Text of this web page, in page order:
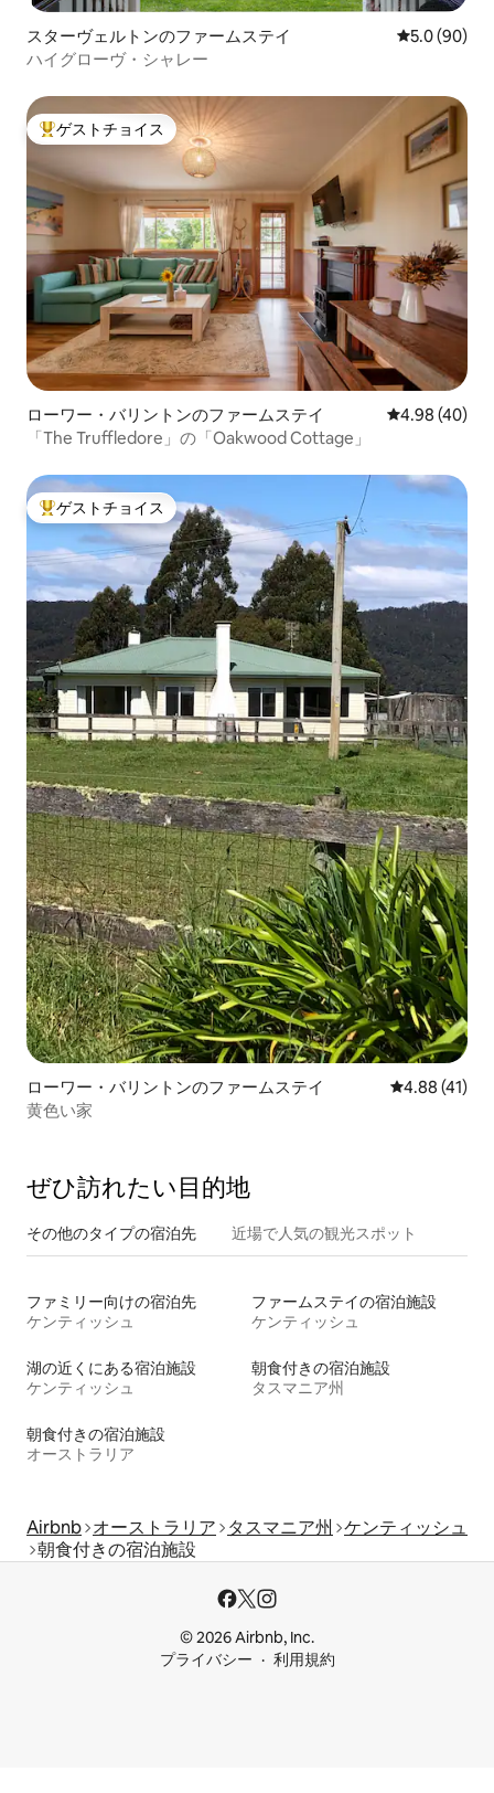
スターヴェルトンのファームステイ レビュー90
5.0 (90)
ハイグローヴ・シャレー
大好評のゲストチョイスです。
ゲストチョイス
ローワー・バリントンのファームステイ レビュー40
4.98 (40)
「The Truffledore」の「Oakwood Cottage」
大好評のゲストチョイスです。
ゲストチョイス
ローワー・バリントンのファームステイ レビュー41
4.88 (41)
黄色い家
ぜひ訪⁠れ⁠た⁠い目⁠的⁠地
その他のタ⁠イ⁠プ⁠の宿⁠泊⁠先 近場で人気の観光スポット
ファミリー向けの宿泊先
ケンティッシュ
ファームステイの宿泊施設
ケンティッシュ
湖の近くにある宿泊施設
ケンティッシュ
朝食付きの宿泊施設
タスマニア州
朝食付きの宿泊施設
オーストラリア
Airbnb オーストラリア タスマニア州
ケンティッシュ
朝食付きの宿泊施設
© 2026 Airbnb, Inc.
プライバシー
利用規約